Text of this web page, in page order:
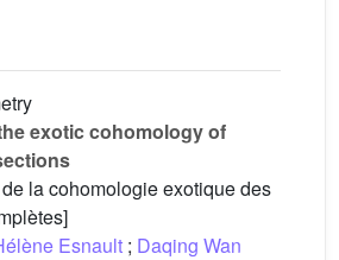
exotic cohomology of
la cohomologie exotique des
Esnault ; Daqing Wan